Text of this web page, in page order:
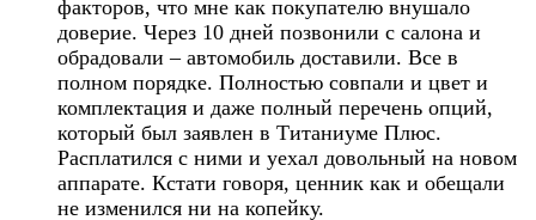
факторов, что мне как покупателю внушало
доверие. Через 10 дней позвонили с салона и
обрадовали – автомобиль доставили. Все в
полном порядке. Полностью совпали и цвет и
комплектация и даже полный перечень опций,
который был заявлен в Титаниуме Плюс.
Расплатился с ними и уехал довольный на новом
аппарате. Кстати говоря, ценник как и обещали
не изменился ни на копейку.